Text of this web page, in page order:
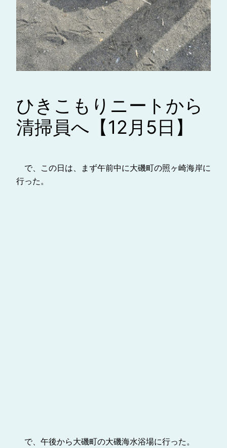
ひきこもりニートから
清掃員へ【12月5日】
で、この日は、まず午前中に大磯町の照ヶ崎海岸に
行った。
で、午後から大磯町の大磯海水浴場に行った。